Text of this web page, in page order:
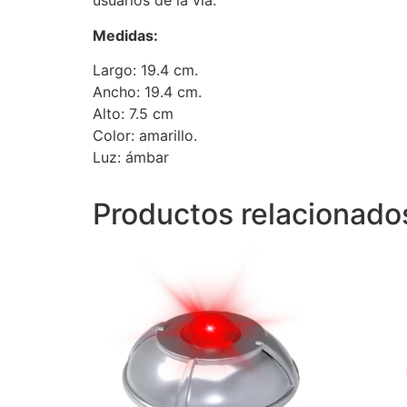
Medidas:
Largo: 19.4 cm.
Ancho: 19.4 cm.
Alto: 7.5 cm
Color: amarillo.
Luz: ámbar
Productos